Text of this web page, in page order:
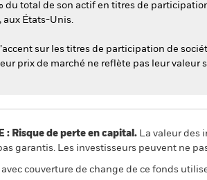
total de son actif en titres de
aux États-Unis.
sur les titres de participation de
prix de marché ne reflète pas leur valeur
: Risque de perte en capital. La valeur des
garantis. Les investisseurs peuvent ne
avec couverture de change de ce fonds